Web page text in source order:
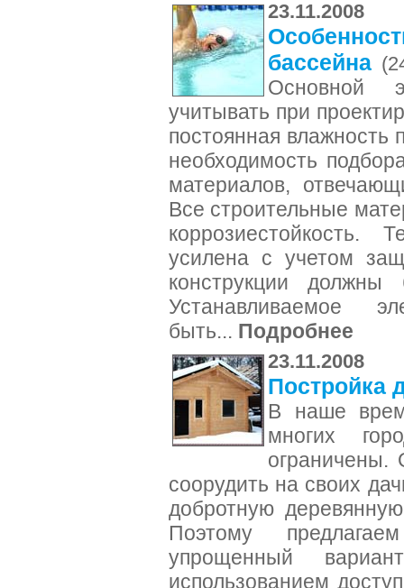
23.11.2008
бассейна
Основной
учитывать при
постоянная
необходимость
материалов,
Все строительные
коррозиестойкость.
усилена с учетом
конструкции должны
Устанавливаемое
быть... Подробнее
23.11.2008
Постройка
В наше
многих
ограничены.
соорудить на своих
добротную
Поэтому
упрощенный
использованием